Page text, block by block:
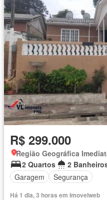
R$ 299.000
2 Quartos
2
Garagem
Segurança
Há 1 dia, 3 horas em Imovelweb